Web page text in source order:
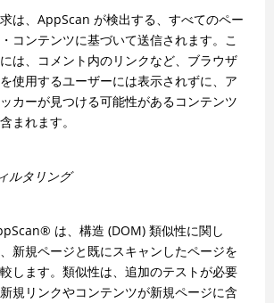
は、AppScan が検出する、すべてのペー
コンテンツに基づいて送信されます。こ
は、コメント内のリンクなど、ブラウザ
使用するユーザーには表示されずに、ア
カーが見つける可能性があるコンテンツ
まれます。
ルタリング
® は、構造 (DOM) 類似性に関し
新規ページと既にスキャンしたページを
します。類似性は、追加のテストが必要
規リンクやコンテンツが新規ページに含